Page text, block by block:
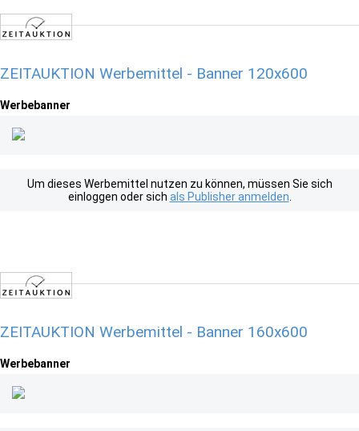
ZEITAUKTION Werbemittel - Banner 120x600
Werbebanner
Um dieses Werbemittel nutzen zu können, müssen Sie sich
einloggen oder sich als Publisher anmelden
ZEITAUKTION Werbemittel - Banner 160x600
Werbebanner